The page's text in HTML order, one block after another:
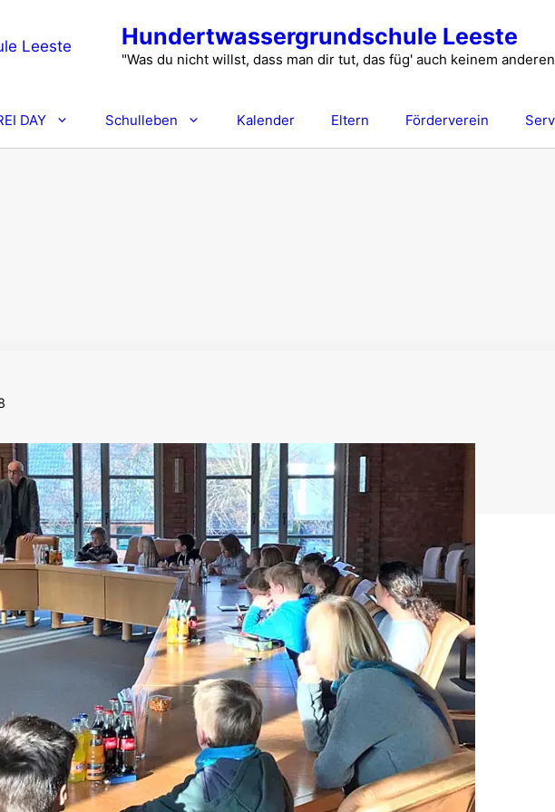
Hundertwassergrundschule Leeste
"Was du nicht willst, dass man dir tut, das füg' auch keinem
DAY Schulleben Kalender Eltern Förderverein